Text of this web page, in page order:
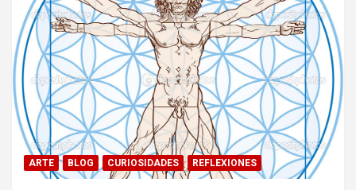
ARTE BLOG CURIOSIDADES REFLEXIONES